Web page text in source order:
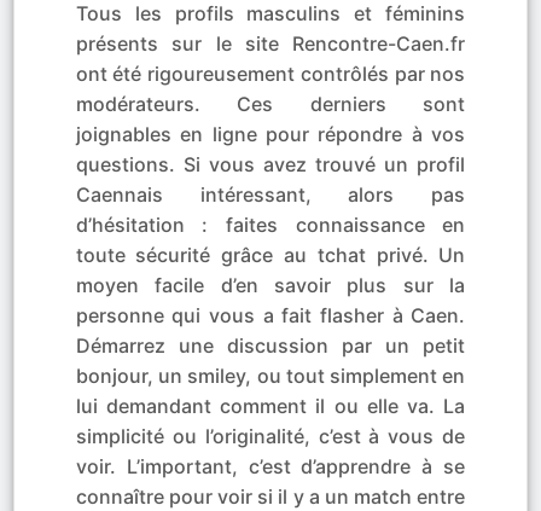
Tous les profils masculins et féminins
présents sur le site Rencontre-Caen.fr
ont été rigoureusement contrôlés par nos
modérateurs. Ces derniers sont
joignables en ligne pour répondre à vos
questions. Si vous avez trouvé un profil
Caennais intéressant, alors pas
d’hésitation : faites connaissance en
toute sécurité grâce au tchat privé. Un
moyen facile d’en savoir plus sur la
personne qui vous a fait flasher à Caen.
Démarrez une discussion par un petit
bonjour, un smiley, ou tout simplement en
lui demandant comment il ou elle va. La
simplicité ou l’originalité, c’est à vous de
voir. L’important, c’est d’apprendre à se
connaître pour voir si il y a un match entre